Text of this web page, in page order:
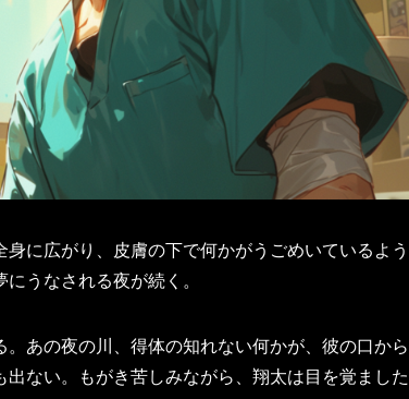
に広がり、皮膚の下で何かがうごめいているよ
うなされる夜が続く。
あの夜の川、得体の知れない何かが、彼の口か
ない。もがき苦しみながら、翔太は目を覚ました